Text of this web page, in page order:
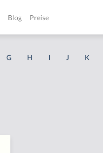
Blog Preise
G H I J K